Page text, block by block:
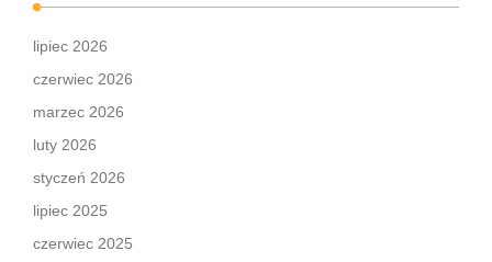
lipiec 2026
czerwiec 2026
marzec 2026
luty 2026
styczeń 2026
lipiec 2025
czerwiec 2025